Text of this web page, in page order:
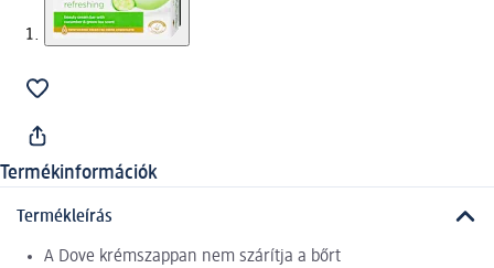
Termékinformációk
Termékleírás
A Dove krémszappan nem szárítja a bőrt